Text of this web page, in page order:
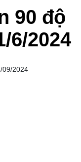
90 độ
6/2024
09/2024